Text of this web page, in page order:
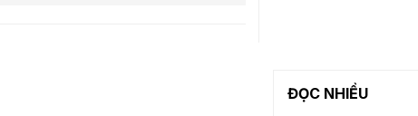
ĐỌC NHIỀU